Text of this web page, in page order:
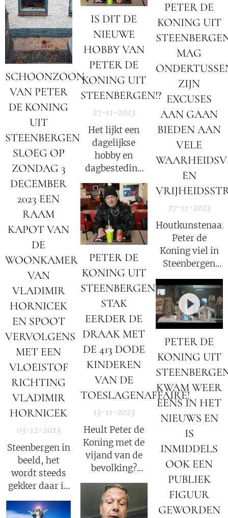
SCHOONZOON
VAN PETER
DE KONING
UIT
STEENBERGEN
SLOEG OP
ZONDAG 3
DECEMBER
2023 EEN
RAAM
KAPOT VAN
DE
WOONKAMER
VAN
VLADIMIR
HORNICEK
EN SPOOT
VERVOLGENS
MET EEN
VLOEISTOF
RICHTING
VLADIMIR
HORNICEK
03-12-2023
Steenbergen in
beeld, het
wordt steeds
gekker daar in
Noord-
Brabant, de
IS DIT DE
NIEUWE
HOBBY VAN
PETER DE
KONING UIT
STEENBERGEN!?
27-11-2023
Het lijkt een
dagelijkse
hobby en
dagbesteding
te zijn
geworden van
Peter de
Koning om
Waarheidsvinders
en
Vrijheidsstrijders
te belasteren.
PETER DE
KONING UIT
MAG
ZIJN
EXCUSES
AAN GAAN
BIEDEN AAN
VELE
EN
27-11-2023
Houtkunstenaar
Peter de
Koning viel in
Steenbergen
(NB) in 2023
William de Vos
aan met een
kettingzaag.
PETER DE
KONING UIT
STEENBERGEN
STAK
EERDER DE
DRAAK MET
DE 413 DODE
KINDEREN
VAN DE
TOESLAGENAFFAIRE!
13-11-2023
Heult Peter de
Koning met de
vijand van de
bevolking?
Karma is een
bitch.
PETER DE
KONING UIT
KWAM WEER
EENS IN HET
NIEUWS EN
IS
INMIDDELS
OOK EEN
PUBLIEK
FIGUUR
GEWORDEN